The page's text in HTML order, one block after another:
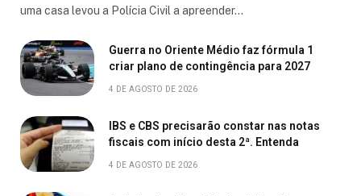
uma casa levou a Polícia Civil a apreender…
Guerra no Oriente Médio faz fórmula 1
criar plano de contingência para 2027
4 DE AGOSTO DE 2026
IBS e CBS precisarão constar nas notas
fiscais com início desta 2ª. Entenda
4 DE AGOSTO DE 2026